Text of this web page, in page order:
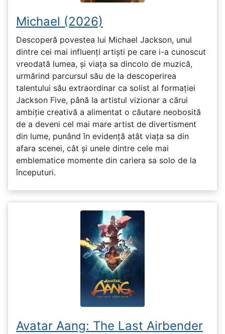
Michael (2026)
Descoperă povestea lui Michael Jackson, unul
dintre cei mai influenți artiști pe care i-a cunoscut
vreodată lumea, și viața sa dincolo de muzică,
urmărind parcursul său de la descoperirea
talentului său extraordinar ca solist al formației
Jackson Five, până la artistul vizionar a cărui
ambiție creativă a alimentat o căutare neobosită
de a deveni cel mai mare artist de divertisment
din lume, punând în evidență atât viața sa din
afara scenei, cât și unele dintre cele mai
emblematice momente din cariera sa solo de la
începuturi.
Avatar Aang: The Last Airbender